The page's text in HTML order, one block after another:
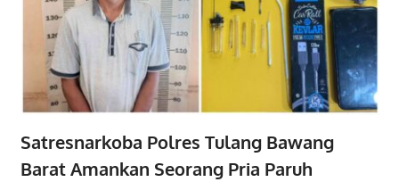
Satresnarkoba Polres Tulang Bawang
Barat Amankan Seorang Pria Paruh